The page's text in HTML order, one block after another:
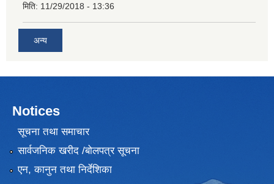
मिति: 11/29/2018 - 13:36
अन्य
Notices
सूचना तथा समाचार
सार्वजनिक खरीद /बोलपत्र सूचना
एन, कानुन तथा निर्देशिका